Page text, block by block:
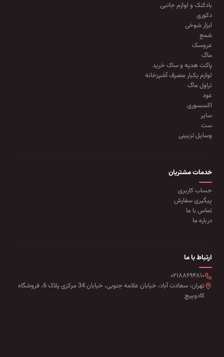
بادکنک و لوازم جانبی
دکوری
ابزار شوخی
شمع
عروسک
ماگ
پاکت هدیه و ساک خرید
لوازم یکبار مصرف آشپزخانه
تراول ماگ
عود
اکسسوری
سایر
ست
وسایل تزیینی
خدمات مشتریان
حساب کاربری
پیگیری سفارش
تماس با ما
درباره ما
ارتباط با ما
۰۲۱۸۸۶۹۴۸۱۰
تهران، سعادت آباد، خیابان علامه جنوبی، خیابان 34 مرکزی پلاک 6، فروشگاه
کادوپیچ